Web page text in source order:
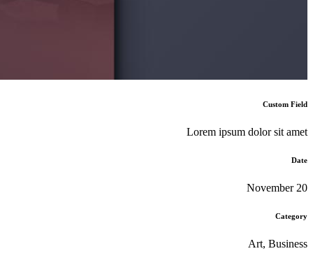
Custom Field
Lorem ipsum dolor sit amet
Date
20 November
Category
Art, Business